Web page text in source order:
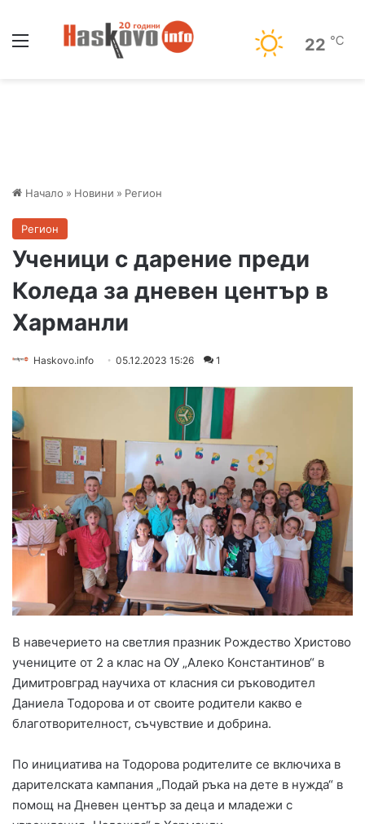
22 ℃
Начало » Новини » Регион
Регион
Ученици с дарение преди
Коледа за дневен център в
Харманли
Haskovo.info 05.12.2023 15:26 1
В навечерието на светлия празник Рождество Христово
учениците от 2 а клас на ОУ „Алеко Константинов“ в
Димитровград научиха от класния си ръководител
Даниела Тодорова и от своите родители какво е
благотворителност, съчувствие и добрина.
По инициатива на Тодорова родителите се включиха в
дарителската кампания „Подай ръка на дете в нужда“ в
помощ на Дневен център за деца и младежи с